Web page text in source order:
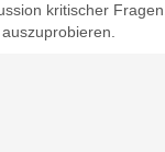
kritischer